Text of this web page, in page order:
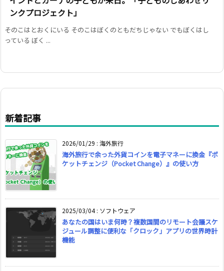
ンクプロジェクト」
そのこはとおくにいる そのこはぼくのともだちじゃない でもぼくはし
っている ぼく ...
新着記事
2026/01/29 : 海外旅行
海外旅行で余った外貨コインを電子マネーに換金『ポ
ケットチェンジ（Pocket Change）』の使い方
2025/03/04: ソフトウェア
あなたの国はいま何時？複数国間のリモート会議スケ
ジュール調整に便利な「クロック」アプリの世界時計
機能